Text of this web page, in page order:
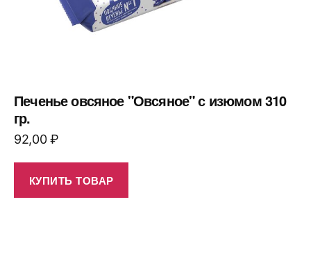
Печенье овсяное "Овсяное" с изюмом 310
гр.
92,00₽
КУПИТЬ ТОВАР